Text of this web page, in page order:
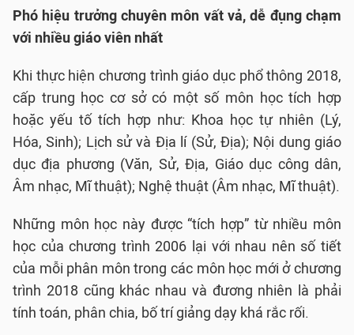
Phó hiệu trưởng chuyên môn vất vả, dễ đụng chạm
với nhiều giáo viên nhất
Khi thực hiện chương trình giáo dục phổ thông 2018,
cấp trung học cơ sở có một số môn học tích hợp
hoặc yếu tố tích hợp như: Khoa học tự nhiên (Lý,
Hóa, Sinh); Lịch sử và Địa lí (Sử, Địa); Nội dung giáo
dục địa phương (Văn, Sử, Địa, Giáo dục công dân,
Âm nhạc, Mĩ thuật); Nghệ thuật (Âm nhạc, Mĩ thuật).
Những môn học này được “tích hợp” từ nhiều môn
học của chương trình 2006 lại với nhau nên số tiết
của mỗi phân môn trong các môn học mới ở chương
trình 2018 cũng khác nhau và đương nhiên là phải
tính toán, phân chia, bố trí giảng dạy khá rắc rối.